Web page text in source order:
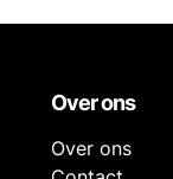
Over ons
Over ons